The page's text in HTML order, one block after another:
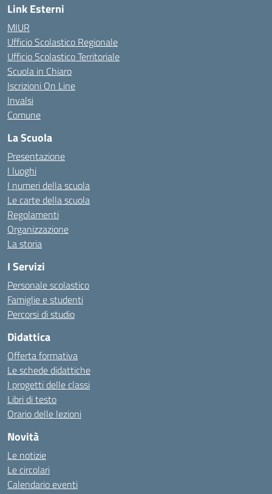
Link Esterni
MIUR
Ufficio Scolastico Regionale
Ufficio Scolastico Territoriale
Scuola in Chiaro
Iscrizioni On Line
Invalsi
Comune
La Scuola
Presentazione
I luoghi
I numeri della scuola
Le carte della scuola
Regolamenti
Organizzazione
La storia
I Servizi
Personale scolastico
Famiglie e studenti
Percorsi di studio
Didattica
Offerta formativa
Le schede didattiche
I progetti delle classi
Libri di testo
Orario delle lezioni
Novità
Le notizie
Le circolari
Calendario eventi